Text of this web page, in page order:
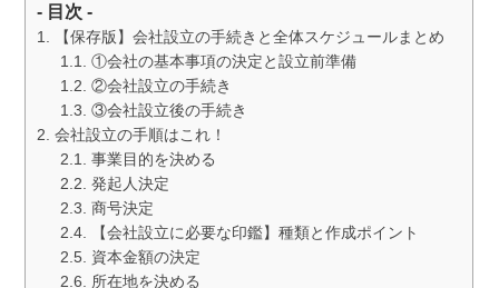
- 目次 -
【保存版】会社設立の手続きと全体スケジュールまとめ
①会社の基本事項の決定と設立前準備
②会社設立の手続き
③会社設立後の手続き
会社設立の手順はこれ！
事業目的を決める
発起人決定
商号決定
【会社設立に必要な印鑑】種類と作成ポイント
資本金額の決定
所在地を決める